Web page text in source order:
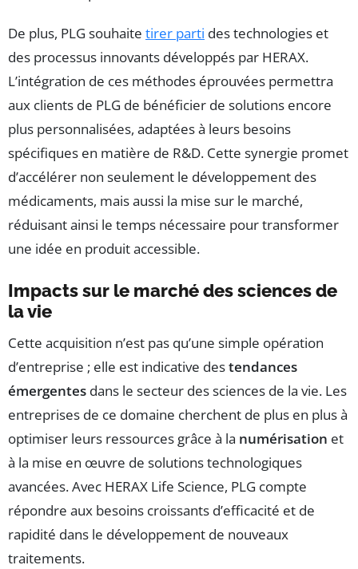
De plus, PLG souhaite tirer parti des technologies et
des processus innovants développés par HERAX.
L’intégration de ces méthodes éprouvées permettra
aux clients de PLG de bénéficier de solutions encore
plus personnalisées, adaptées à leurs besoins
spécifiques en matière de R&D. Cette synergie promet
d’accélérer non seulement le développement des
médicaments, mais aussi la mise sur le marché,
réduisant ainsi le temps nécessaire pour transformer
une idée en produit accessible.
Impacts sur le marché des sciences de
la vie
Cette acquisition n’est pas qu’une simple opération
d’entreprise ; elle est indicative destendances
émergentes dans le secteur des sciences de la vie. Les
entreprises de ce domaine cherchent de plus en plus à
optimiser leurs ressources grâce à la numérisation et
à la mise en œuvre de solutions technologiques
avancées. Avec HERAX Life Science, PLG compte
répondre aux besoins croissants d’efficacité et de
rapidité dans le développement de nouveaux
traitements.